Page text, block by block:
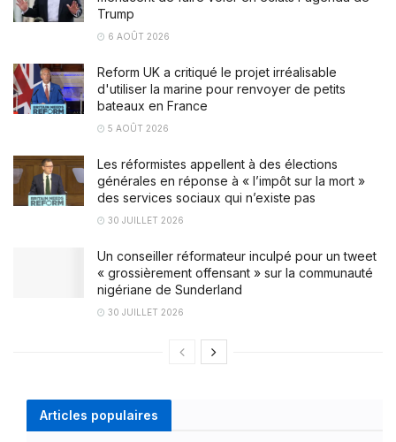
Trump
6 AOÛT 2026
Reform UK a critiqué le projet irréalisable
d'utiliser la marine pour renvoyer de petits
bateaux en France
5 AOÛT 2026
Les réformistes appellent à des élections
générales en réponse à « l’impôt sur la mort »
des services sociaux qui n’existe pas
30 JUILLET 2026
Un conseiller réformateur inculpé pour un tweet
« grossièrement offensant » sur la communauté
nigériane de Sunderland
30 JUILLET 2026
Articles populaires